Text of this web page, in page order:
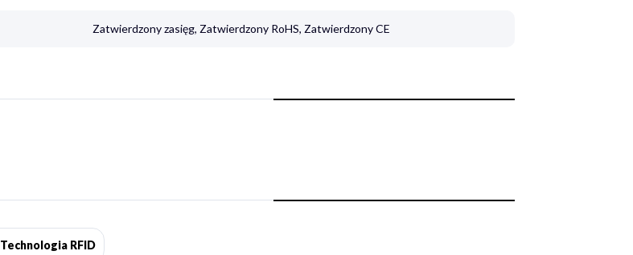
Zatwierdzony zasięg, Zatwierdzony RoHS, Zatwierdzony CE
Technologia RFID